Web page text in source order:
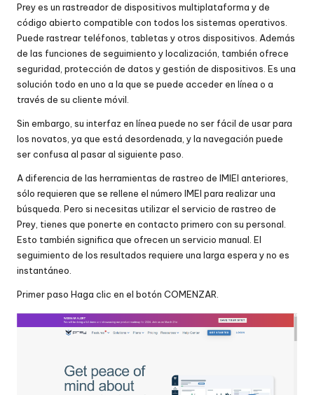
Prey es un rastreador de dispositivos multiplataforma y de
código abierto compatible con todos los sistemas operativos.
Puede rastrear teléfonos, tabletas y otros dispositivos. Además
de las funciones de seguimiento y localización, también ofrece
seguridad, protección de datos y gestión de dispositivos. Es una
solución todo en uno a la que se puede acceder en línea o a
través de su cliente móvil.
Sin embargo, su interfaz en línea puede no ser fácil de usar para
los novatos, ya que está desordenada, y la navegación puede
ser confusa al pasar al siguiente paso.
A diferencia de las herramientas de rastreo de IMIEI anteriores,
sólo requieren que se rellene el número IMEI para realizar una
búsqueda. Pero si necesitas utilizar el servicio de rastreo de
Prey, tienes que ponerte en contacto primero con su personal.
Esto también significa que ofrecen un servicio manual. El
seguimiento de los resultados requiere una larga espera y no es
instantáneo.
Primer paso Haga clic en el botón COMENZAR.